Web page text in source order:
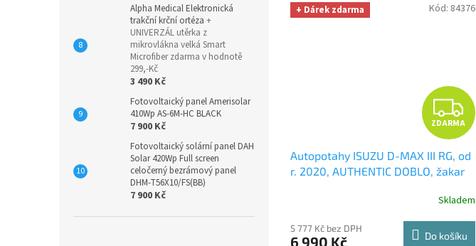
Alpha Medical Elektronická
trakční krční ortéza +
UNIVERZÁL utěrka z
mikrovlákna velká Smart
Microfiber zdarma v hodnotě
299,-Kč
3 490 Kč
Fotovoltaický panel Amerisolar
410Wp AS-6M-HC BLACK
7 900 Kč
Fotovoltaický solární panel DAH
Solar 420Wp Full screen
celočerný bezrámový panel
DHM-T56X10/FS(BB)
7 900 Kč
+ Dárek zdarma
Z
D
A
R
M
ZDARMA
Autopotahy ISUZU D-MAX III RG, od
r. 2020, AUTHENTIC DOBLO, žakar
úklid Smart Microfiber zdarma vSkladem
5 777 Kč bez DPH
6 990 Kč Do košíku
Kód: 84376